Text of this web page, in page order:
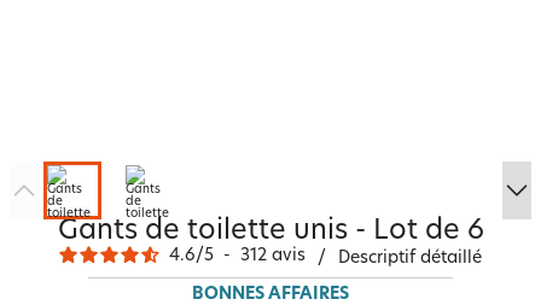
Gants de toilette unis - Lot de 6
4.6/5 - 312 avis / Descriptif détaillé
BONNES AFFAIRES